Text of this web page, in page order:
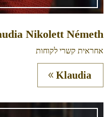
Nikolett Németh
אחראית קשרי לקוחות
Klaudia